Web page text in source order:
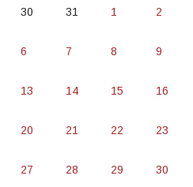
30 31 1 2
6 7 8 9
13 14 15 16
20 21 22 23
27 28 29 30